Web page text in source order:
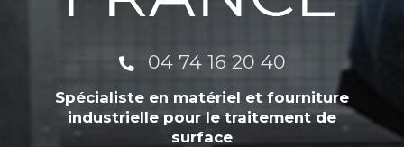
04 74 16 20 40
Spécialiste en matériel et fourniture
industrielle pour le traitement de
surface